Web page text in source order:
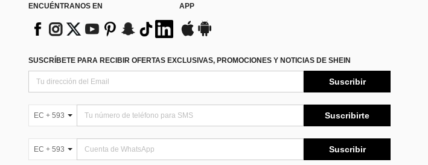
ENCUÉNTRANOS EN APP
SUSCRÍBETE PARA RECIBIR OFERTAS EXCLUSIVAS, PROMOCIONES Y NOTICIAS DE SHEIN
Suscribir
EC + 593 Suscribirte
EC + 593 Suscribir